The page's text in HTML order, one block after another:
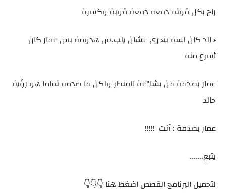
راح بكل قوته دفعه دفعة قوية وكسرة
خالد كان لسه بيجرى عشان يلب.س هدومة بس عمار كان
أسرع منه
عمار بصدمة من بشا"عة المنظر ولكن ما صدمه تماما هو رؤية
خالد
عمار بصدمة : أنت !!!!!
يتبع.......
لتحميل البرنامج القصص اضغط هنا 👇👇👇